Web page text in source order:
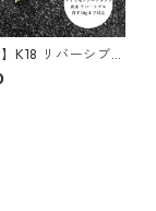
K18 リバーシブル
| 雷-INAZUMA- |
| 30g喜平まで